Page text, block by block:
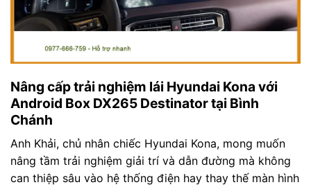
Nâng cấp trải nghiệm lái Hyundai Kona với
Android Box DX265 Destinator tại Bình
Chánh
Anh Khải, chủ nhân chiếc Hyundai Kona, mong muốn
nâng tầm trải nghiệm giải trí và dẫn đường mà không
can thiệp sâu vào hệ thống điện hay thay thế màn hình